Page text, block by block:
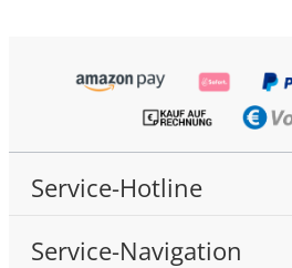
Service-Hotline
Service-Navigation